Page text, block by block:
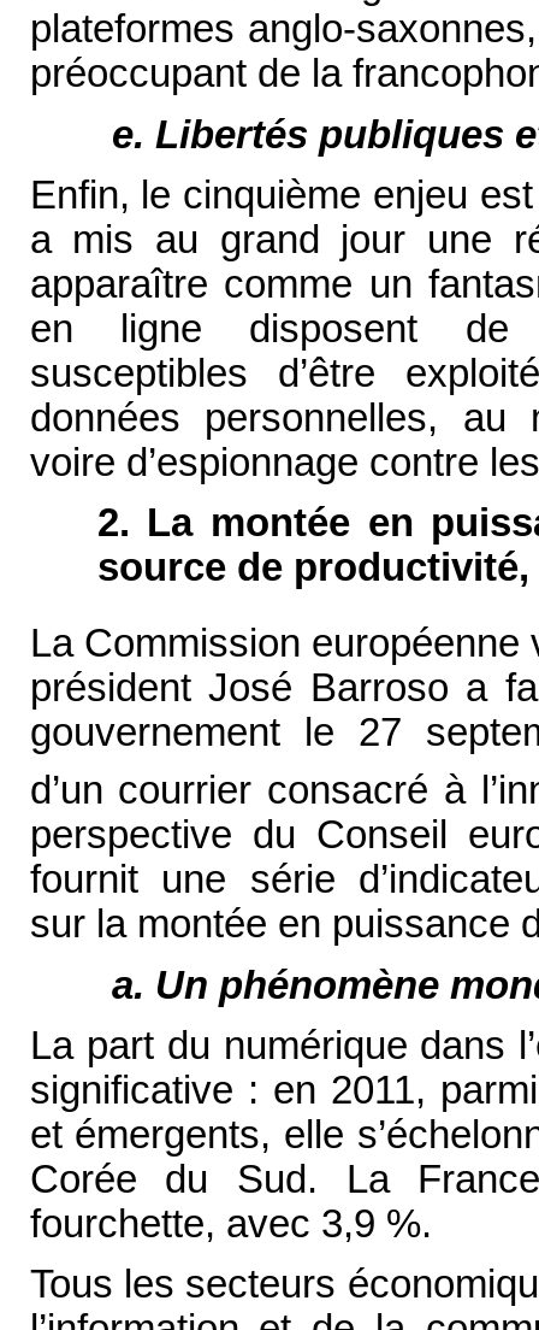
plateformes anglo-
préoccupant de la
e. Libertés publiques
Enfin, le cinquième enjeu
a mis au grand jour une
apparaître comme un
en ligne disposent de
susceptibles d’être
données personnelles, au
voire d’espionnage contre
2. La montée en
source de productivité,
La Commission européenne
président José Barroso a
gouvernement le 27
d’un courrier consacré à
perspective du Conseil
fournit une série
sur la montée en puissance
a. Un phénomène
La part du numérique dans
significative : en 2011,
et émergents, elle
Corée du Sud. La
fourchette, avec 3,9 %.
Tous les secteurs